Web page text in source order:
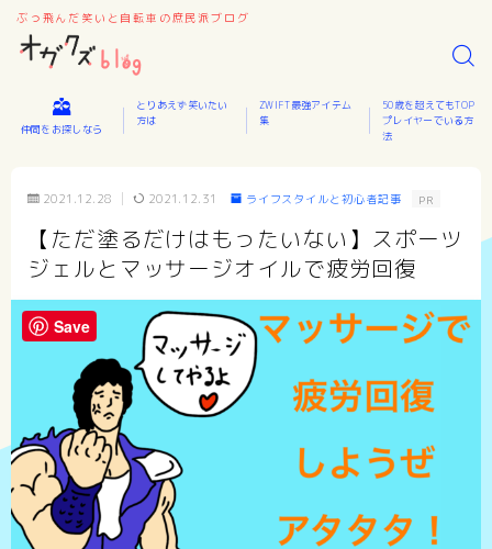
ぶっ飛んだ笑いと自転車の庶民派ブログ
仲間をお探しなら
とりあえず笑いたい
方は
ZWIFT最強アイテム
集
50歳を超えてもTOP
プレイヤーでいる方
法
2021.12.28 2021.12.31 ライフスタイルと初心者記事 PR
【ただ塗るだけはもったいない】スポーツ
ジェルとマッサージオイルで疲労回復
Save